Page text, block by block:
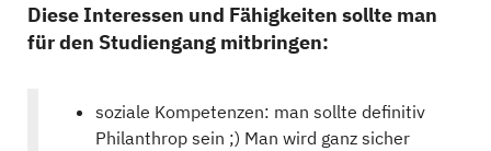
Diese Interessen und Fähigkeiten sollte man
für den Studiengang mitbringen:
soziale Kompetenzen: man sollte definitiv
Philanthrop sein ;) Man wird ganz sicher